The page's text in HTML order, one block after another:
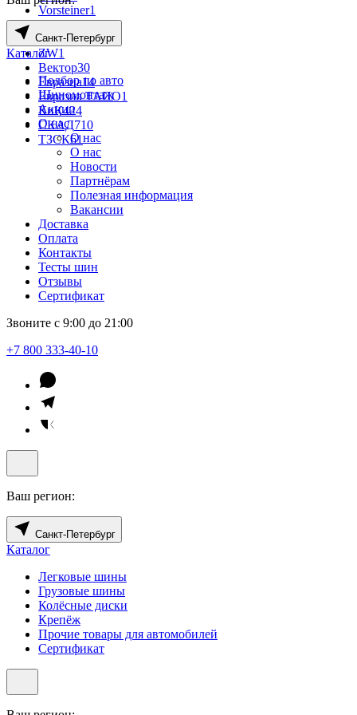
Vorsteiner1
Wheels UP76
X-trike341
ZW1
Вектор30
Евразиа14
Евразиа ТАПО1
КиК424
СКАД710
ТЗСК61
Санкт-Петербург
Каталог
Подбор по авто
Шиномонтаж
Акции
О нас
О нас
О нас
Новости
Партнёрам
Полезная информация
Вакансии
Доставка
Оплата
Контакты
Тесты шин
Отзывы
Сертификат
Звоните с 9:00 до 21:00
+7 800 333-40-10
Ваш регион:
Санкт-Петербург
Каталог
Легковые шины
Грузовые шины
Колёсные диски
Крепёж
Прочие товары для автомобилей
Сертификат